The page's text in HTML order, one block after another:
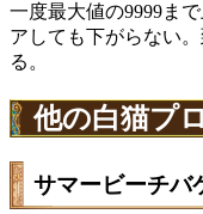
一度最大値の9999ま
アしても下がらない
る。
他の白猫プ
サマービーチバ